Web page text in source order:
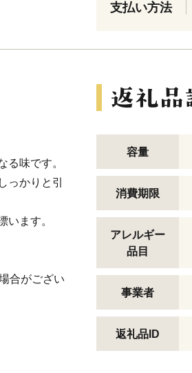
支払い方法
る味です。
っかりと引
います。
合がござい
容量
消費期限
アレルギー
品目
事業者
返礼品ID